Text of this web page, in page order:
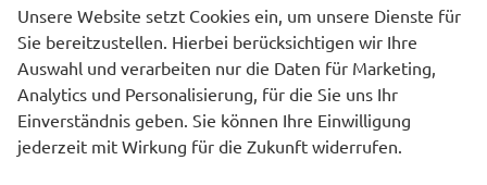
Unsere Website setzt Cookies ein, um unsere Dienste für
Sie bereitzustellen. Hierbei berücksichtigen wir Ihre
Auswahl und verarbeiten nur die Daten für Marketing,
Analytics und Personalisierung, für die Sie uns Ihr
Einverständnis geben. Sie können Ihre Einwilligung
jederzeit mit Wirkung für die Zukunft widerrufen.